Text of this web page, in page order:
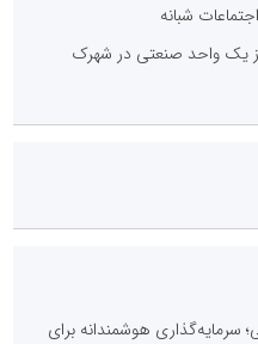
شبانه
از یک واحد صنعتی در شهرک
سرمایه‌گذاری هوشمندانه برای